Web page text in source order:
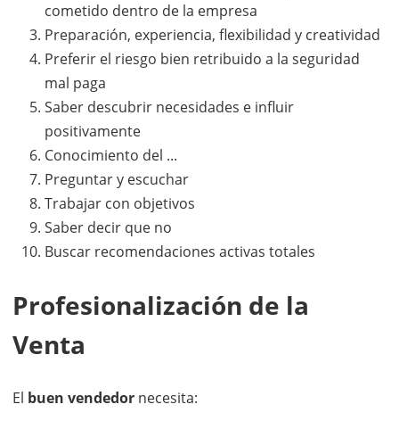
cometido dentro de la empresa
Preparación, experiencia, flexibilidad y creatividad
Preferir el riesgo bien retribuido a la seguridad
mal paga
Saber descubrir necesidades e influir
positivamente
Conocimiento del ...
Preguntar y escuchar
Trabajar con objetivos
Saber decir que no
Buscar recomendaciones activas totales
Profesionalización de la
Venta
El buen vendedor necesita: